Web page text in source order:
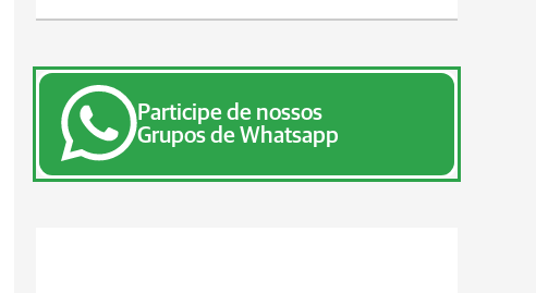
Participe de nossos
Grupos de Whatsapp